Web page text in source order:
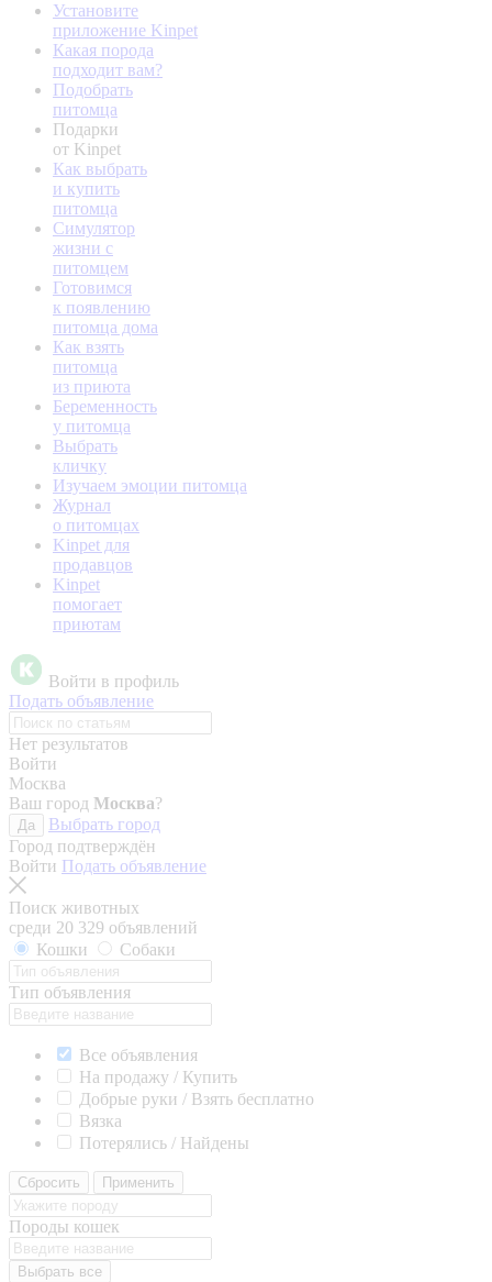
Установите
приложение Kinpet
Какая порода
подходит вам?
Подобрать
питомца
Подарки
от Kinpet
Как выбрать
и купить
питомца
Симулятор
жизни с
питомцем
Готовимся
к появлению
питомца дома
Как взять
питомца
из приюта
Беременность
у питомца
Выбрать
кличку
Изучаем эмоции питомца
Журнал
о питомцах
Kinpet для
продавцов
Kinpet
помогает
приютам
Войти в профиль
Подать объявление
Нет результатов
Войти
Москва
Ваш город Москва?
Да
Выбрать город
Город подтверждён
Войти Подать объявление
Поиск животных
среди 20 329 объявлений
Кошки
Собаки
Тип объявления
Все объявления
На продажу / Купить
Добрые руки / Взять бесплатно
Вязка
Потерялись / Найдены
Сбросить Применить
Породы кошек
Выбрать все